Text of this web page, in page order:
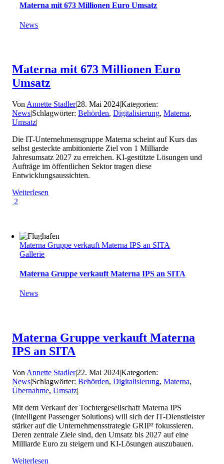
Materna mit 673 Millionen Euro Umsatz
News
Materna mit 673 Millionen Euro
Umsatz
Von Annette Stadler|28. Mai 2024|Kategorien:
News|Schlagwörter:Behörden,Digitalisierung,Materna,
Umsatz|
Die IT-Unternehmensgruppe Materna scheint auf Kurs das
selbst gesteckte ambitionierte Ziel von 1 Milliarde
Jahresumsatz 2027 zu erreichen. KI-gestützte Lösungen und
Aufträge im öffentlichen Sektor tragen diese
Entwicklungsaussichten.
Weiterlesen
2
Materna Gruppe verkauft Materna IPS an SITA
Gallerie
Materna Gruppe verkauft Materna IPS an SITA
News
Materna Gruppe verkauft Materna
IPS an SITA
Von Annette Stadler|22. Mai 2024|Kategorien:
News|Schlagwörter:Behörden,Digitalisierung,Materna,
Übernahme,Umsatz|
Mit dem Verkauf der Tochtergesellschaft Materna IPS
(Intelligent Passenger Solutions) will sich der IT-Dienstleister
stärker auf die Unternehmensstrategie GRIP² fokussieren.
Deren zentrale Ziele sind, den Umsatz bis 2027 auf eine
Milliarde Euro zu steigern und KI-Lösungen auszubauen.
Weiterlesen